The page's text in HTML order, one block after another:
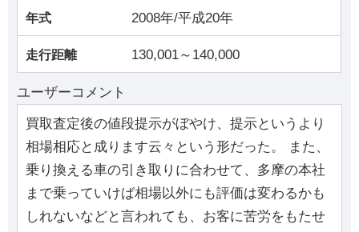
年式 2008年/平成20年
走行距離 130,001～140,000
ユーザーコメント
買取査定後の値段提示がぼやけ、提示というより
相場相応と成ります云々という形だった。 また、
乗り換える車の引き取りに合わせて、多摩の本社
まで乗っていけば相場以外にも評価は変わるかも
しれないなどと言われても、お客に苦労をもたせ